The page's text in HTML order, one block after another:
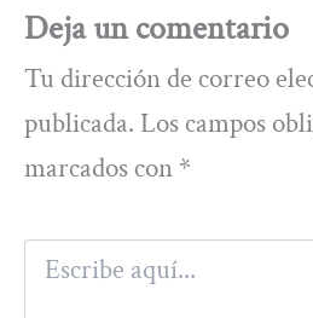
Deja un comentario
Tu dirección de correo
publicada. Los campos
marcados con *
Escribe
aquí...